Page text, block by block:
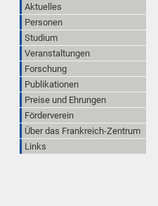
Aktuelles
Personen
Studium
Veranstaltungen
Forschung
Publikationen
Preise und Ehrungen
Förderverein
Über das Frankreich-Zentrum
Links